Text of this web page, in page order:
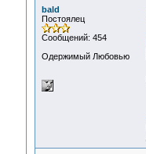
bald
Постоялец
Сообщений: 454
Одержимый Любовью